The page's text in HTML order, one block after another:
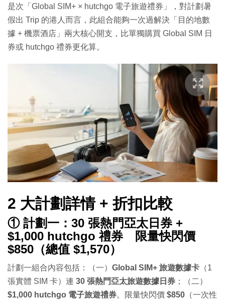
是次「Global SIM+ × hutchgo 電子旅遊禮券」，對計劃暑
假出 Trip 的港人而言，此組合能夠一次過解決「目的地數
據 + 機票酒店」兩大核心開支，比單獨購買 Global SIM 日
券或 hutchgo 禮券更化算。
2 大計劃詳情 + 折扣比較
① 計劃一：30 張熱門亞太日券 +
$1,000 hutchgo 禮券 限量快閃價
$850（總值 $1,570）
計劃一組合內容包括：（一） Global SIM+ 旅遊數據卡 （1
張實體 SIM 卡）連 30 張熱門亞太旅遊數據日券 ；（二）
$1,000 hutchgo 電子旅遊禮券。限量快閃價 $850 （一次性